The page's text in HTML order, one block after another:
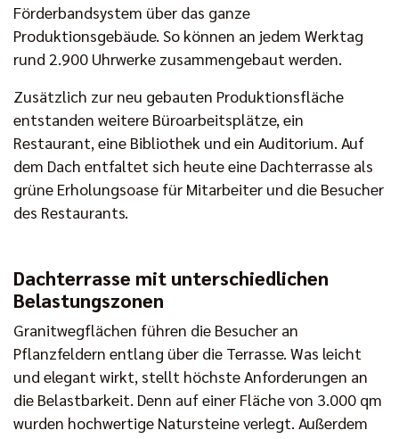
Förderbandsystem über das ganze
Produktionsgebäude. So können an jedem Werktag
rund 2.900 Uhrwerke zusammengebaut werden.
Zusätzlich zur neu gebauten Produktionsfläche
entstanden weitere Büroarbeitsplätze, ein
Restaurant, eine Bibliothek und ein Auditorium. Auf
dem Dach entfaltet sich heute eine Dachterrasse als
grüne Erholungsoase für Mitarbeiter und die Besucher
des Restaurants.
Dachterrasse mit unterschiedlichen
Belastungszonen
Granitwegflächen führen die Besucher an
Pflanzfeldern entlang über die Terrasse. Was leicht
und elegant wirkt, stellt höchste Anforderungen an
die Belastbarkeit. Denn auf einer Fläche von 3.000 qm
wurden hochwertige Natursteine verlegt. Außerdem